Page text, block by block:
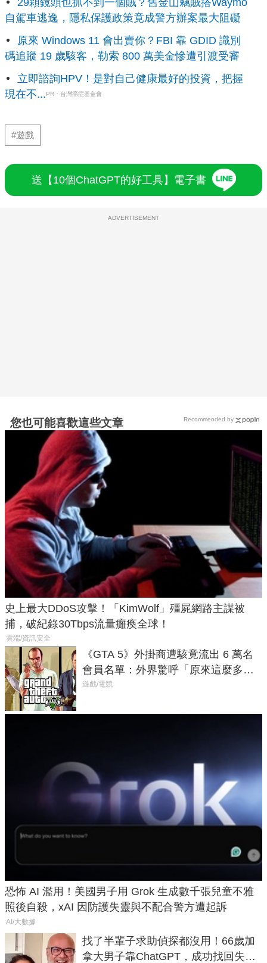
自駕車逃逸，隱私保護政策竟成警方辦案最大阻礙
原來 Windows 11 會出賣你？FBI 靠 GDID 識別
碼追蹤 19 歲駭客，勒索 800 萬美金慘遭引渡受審
立即諮詢HPV！是對自己健康最好的投資，把握
現在不...PR・台灣癌症基金會
#遊戲
送【10個ChatGPT的好工具】電子書
ADVERTISEMENT
您也可能喜歡這些文章
史上最大DDoS攻擊！「KimWolf」殭屍網路主謀被
捕，破紀錄30Tbps流量癱瘓全球！
雲端/資訊安全
《GTA 5》外掛商遭駭竟流出 6 萬名
會員名單：外界驚呼「原來這麼多人
在開掛！」
遊戲/電競
恐怖 AI 濫用！美國男子用 Grok 生成數千張兒童不雅
照後自殺，xAI 因防護失靈與不配合警方遭起訴
AI/大數據
找了半輩子求助偵探都沒用！66歲加
拿大男子靠ChatGPT，成功找回失散
Recommended by